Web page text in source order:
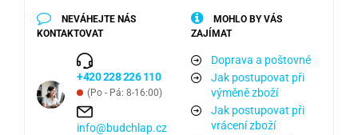
NEVÁHEJTE NÁS
KONTAKTOVAT
+420 228 226 110
(Po - Pá: 8-16:00)
info@budchlap.cz
MOHLO BY VÁS
ZAJÍMAT
Doprava a poštovné
Jak postupovat při
výměně zboží
Jak postupovat při
vrácení zboží